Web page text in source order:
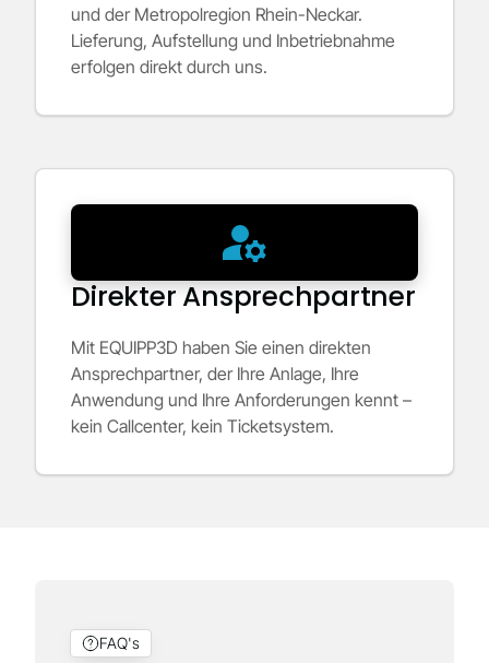
und der Metropolregion Rhein-Neckar.
Lieferung, Aufstellung und Inbetriebnahme
erfolgen direkt durch uns.
Direkter Ansprechpartner
Mit EQUIPP3D haben Sie einen direkten
Ansprechpartner, der Ihre Anlage, Ihre
Anwendung und Ihre Anforderungen kennt –
kein Callcenter, kein Ticketsystem.
FAQ's